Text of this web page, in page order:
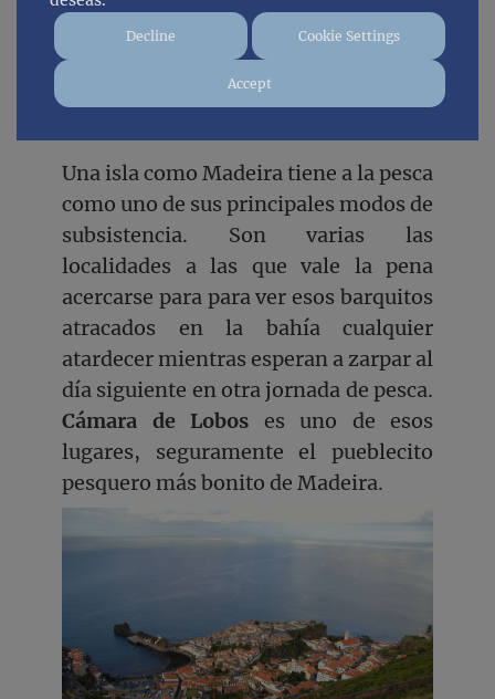
Cámara de Lobos
Una isla como Madeira tiene a la pesca
como uno de sus principales modos de
subsistencia. Son varias las
localidades a las que vale la pena
acercarse para para ver esos barquitos
atracados en la bahía cualquier
atardecer mientras esperan a zarpar al
día siguiente en otra jornada de pesca.
Cámara de Lobos es uno de esos
lugares, seguramente el pueblecito
pesquero más bonito de Madeira.
Decline Cookie Settings
Accept